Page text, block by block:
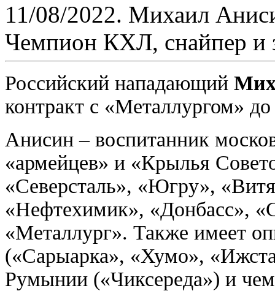
11/08/2022. Михаил
Чемпион КХЛ, снайпер и
Российский нападающий
контракт с «Металлургом»
Анисин – воспитанник
«армейцев» и «Крылья
«Северсталь», «Югру»,
«Нефтехимик», «Донбасс»,
«Металлург». Также имеет
(«Сарыарка», «Хумо»,
Румынии («Чиксереда») и